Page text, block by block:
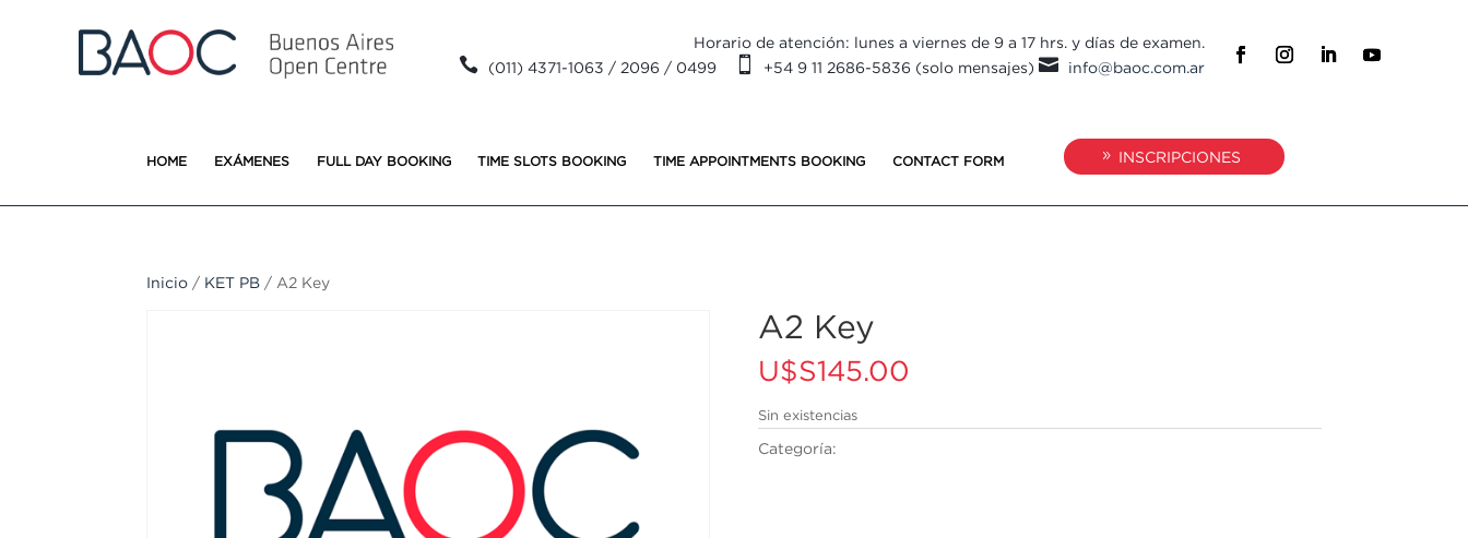
Horario de atención: lunes a viernes de 9 a 17 hrs. y días de examen.
 (011) 4371-1063 / 2096 / 0499  +54 9 11 2686-5836 (solo mensajes)  info@baoc.com.ar
HOME EXÁMENES FULL DAY BOOKING TIME SLOTS BOOKING TIME APPOINTMENTS BOOKING CONTACT FORM INSCRIPCIONES
Inicio / KET PB / A2 Key
A2 Key
U$S145.00
Sin existencias
Categoría: